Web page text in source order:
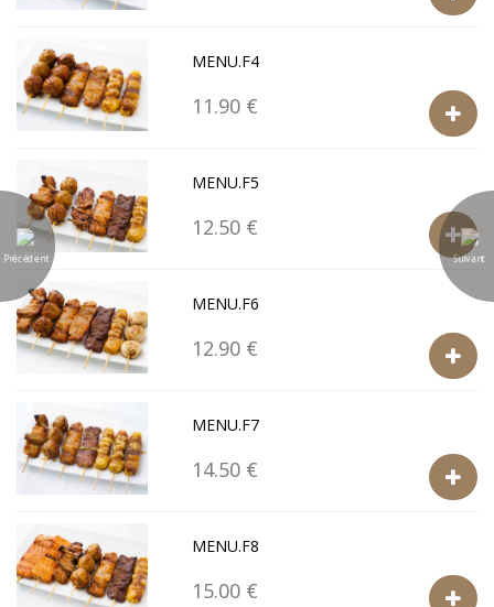
MENU.F4
11.90 €
MENU.F5
12.50 €
MENU.F6
12.90 €
MENU.F7
14.50 €
MENU.F8
15.00 €
Suivant
Précédent